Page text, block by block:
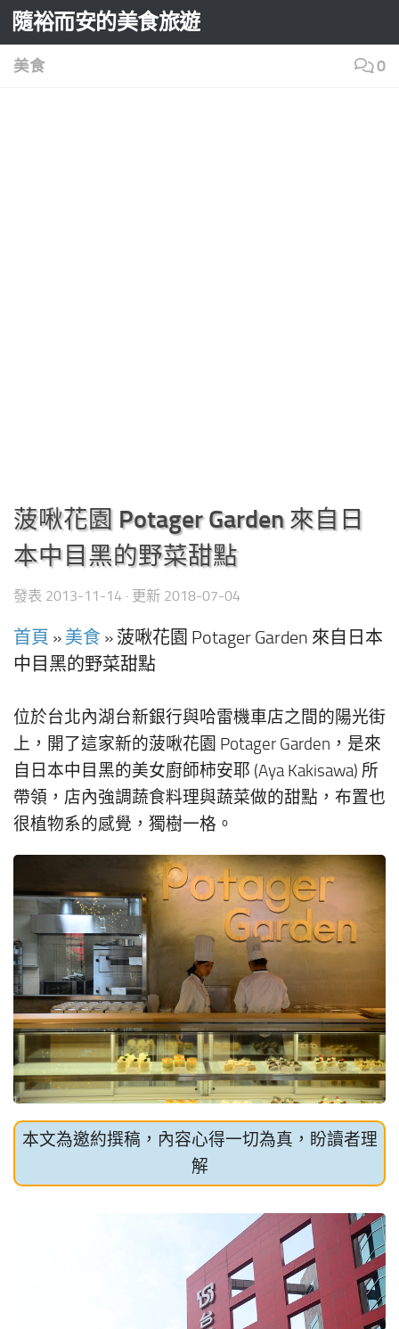
Skip to content
隨裕而安的美食旅遊
美食 0
菠啾花園 Potager Garden 來自日
本中目黑的野菜甜點
發表 2013-11-14 · 更新 2018-07-04
首頁 » 美食 » 菠啾花園 Potager Garden 來自日本
中目黑的野菜甜點
位於台北內湖台新銀行與哈雷機車店之間的陽光街
上，開了這家新的菠啾花園 Potager Garden，是來
自日本中目黑的美女廚師柿安耶 (Aya Kakisawa) 所
帶領，店內強調蔬食料理與蔬菜做的甜點，布置也
很植物系的感覺，獨樹一格。
本文為邀約撰稿，內容心得一切為真，盼讀者理
解